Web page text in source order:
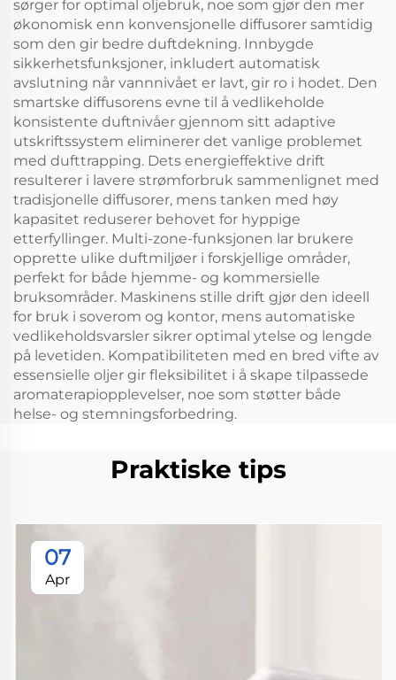
sørger for optimal oljebruk, noe som gjør den mer
økonomisk enn konvensjonelle diffusorer samtidig
som den gir bedre duftdekning. Innbygde
sikkerhetsfunksjoner, inkludert automatisk
avslutning når vannnivået er lavt, gir ro i hodet. Den
smartske diffusorens evne til å vedlikeholde
konsistente duftnivåer gjennom sitt adaptive
utskriftssystem eliminerer det vanlige problemet
med dufttrapping. Dets energieffektive drift
resulterer i lavere strømforbruk sammenlignet med
tradisjonelle diffusorer, mens tanken med høy
kapasitet reduserer behovet for hyppige
etterfyllinger. Multi-zone-funksjonen lar brukere
opprette ulike duftmiljøer i forskjellige områder,
perfekt for både hjemme- og kommersielle
bruksområder. Maskinens stille drift gjør den ideell
for bruk i soverom og kontor, mens automatiske
vedlikeholdsvarsler sikrer optimal ytelse og lengde
på levetiden. Kompatibiliteten med en bred vifte av
essensielle oljer gir fleksibilitet i å skape tilpassede
aromaterapiopplevelser, noe som støtter både
helse- og stemningsforbedring.
Praktiske tips
07
Apr